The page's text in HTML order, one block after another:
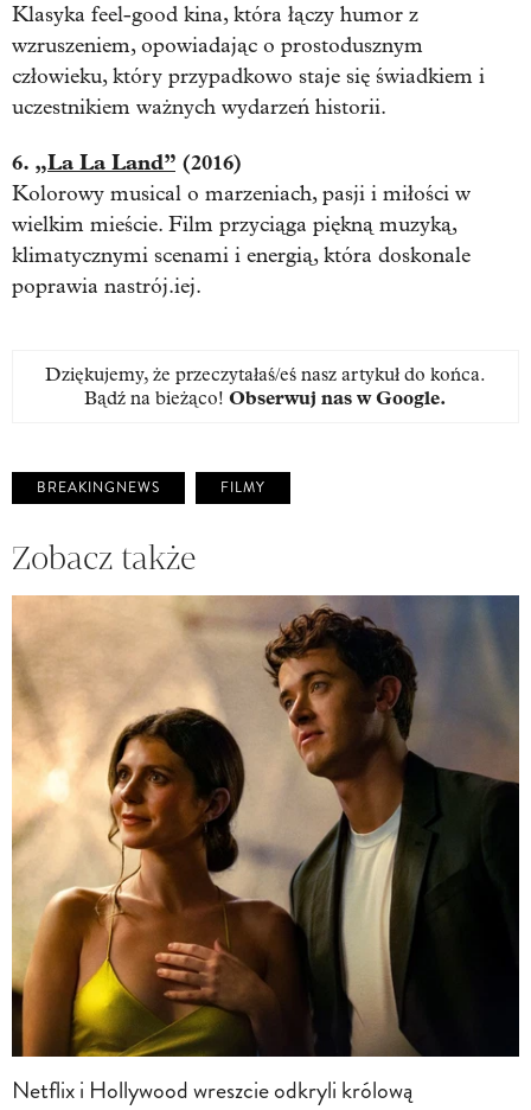
Klasyka feel-good kina, która łączy humor z
wzruszeniem, opowiadając o prostodusznym
człowieku, który przypadkowo staje się świadkiem i
uczestnikiem ważnych wydarzeń historii.
6. „La La Land” (2016)
Kolorowy musical o marzeniach, pasji i miłości w
wielkim mieście. Film przyciąga piękną muzyką,
klimatycznymi scenami i energią, która doskonale
poprawia nastrój.iej.
Dziękujemy, że przeczytałaś/eś nasz artykuł do końca.
Bądź na bieżąco! Obserwuj nas w Google.
BREAKINGNEWS FILMY
Zobacz także
Netflix i Hollywood wreszcie odkryli królową